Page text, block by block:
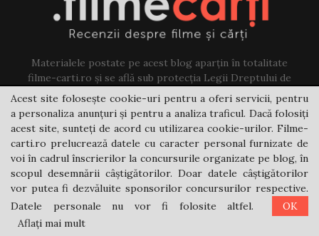
Materialele postate pe acest blog aparțin în totalitate
filme-carti.ro și se află sub protecția Legii Dreptului de
Autor. Preluarea lor se poate face numai cu acordul
autorului, iar la sfârșitul fiecărei preluări de text trebuie să
existe un link către acest blog.
Contact us: jovi@filme-carti.ro
Acest site folosește cookie-uri pentru a oferi servicii, pentru
a personaliza anunțuri și pentru a analiza traficul. Dacă folosiți
acest site, sunteți de acord cu utilizarea cookie-urilor. Filme-
carti.ro prelucrează datele cu caracter personal furnizate de
voi în cadrul înscrierilor la concursurile organizate pe blog, în
scopul desemnării câștigătorilor. Doar datele câștigătorilor
vor putea fi dezvăluite sponsorilor concursurilor respective.
Datele personale nu vor fi folosite altfel.
OK
Aflați mai mult